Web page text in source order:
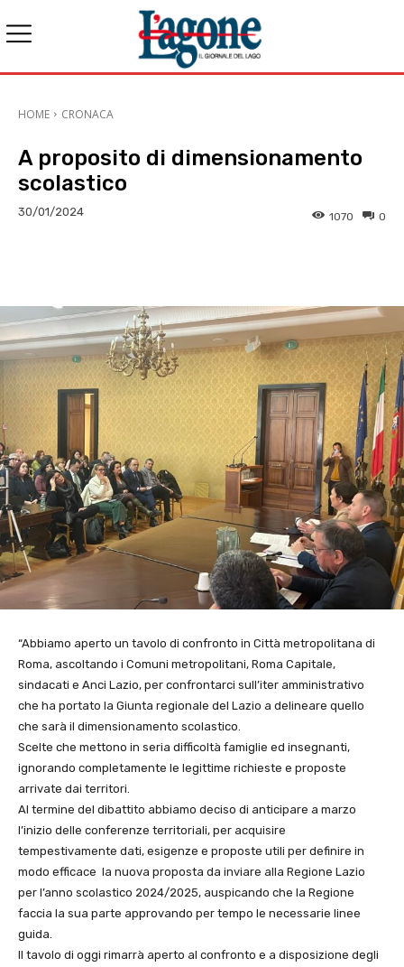
HOME CRONACA
A proposito di dimensionamento
scolastico
30/01/2024 0
1070
“Abbiamo aperto un tavolo di confronto in Città metropolitana di
Roma, ascoltando i Comuni metropolitani, Roma Capitale,
sindacati e Anci Lazio, per confrontarci sull’iter amministrativo
che ha portato la Giunta regionale del Lazio a delineare quello
che sarà il dimensionamento scolastico.
Scelte che mettono in seria difficoltà famiglie ed insegnanti,
ignorando completamente le legittime richieste e proposte
arrivate dai territori.
Al termine del dibattito abbiamo deciso di anticipare a marzo
l’inizio delle conferenze territoriali, per acquisire
tempestivamente dati, esigenze e proposte utili per definire in
modo efficace la nuova proposta da inviare alla Regione Lazio
per l’anno scolastico 2024/2025, auspicando che la Regione
faccia la sua parte approvando per tempo le necessarie linee
guida.
Il tavolo di oggi rimarrà aperto al confronto e a disposizione degli